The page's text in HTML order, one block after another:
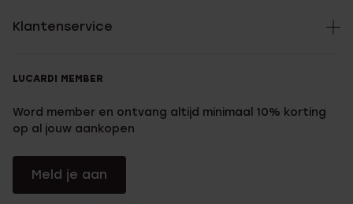
Klantenservice
LUCARDI MEMBER
Word member en ontvang altijd minimaal 10% korting
op al jouw aankopen
Meld je aan